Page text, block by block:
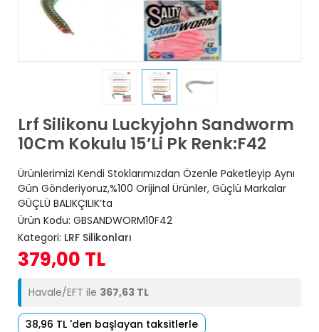
Lrf Silikonu Luckyjohn Sandworm
10Cm Kokulu 15’Li Pk Renk:F42
Ürünlerimizi Kendi Stoklarımızdan Özenle Paketleyip Aynı
Gün Gönderiyoruz,%100 Orijinal Ürünler, Güçlü Markalar
GÜÇLÜ BALIKÇILIK’ta
Ürün Kodu: GBSANDWORM10F42
Kategori: LRF Silikonları
379,00 TL
Havale/EFT ile 367,63 TL
38,96 TL 'den başlayan taksitlerle